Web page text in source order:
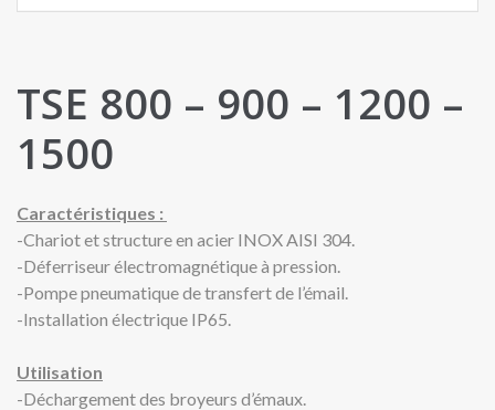
TSE 800 – 900 – 1200 –
1500
Caractéristiques :
-Chariot et structure en acier INOX AISI 304.
-Déferriseur électromagnétique à pression.
-Pompe pneumatique de transfert de l’émail.
-Installation électrique IP65.
Utilisation
-Déchargement des broyeurs d’émaux.